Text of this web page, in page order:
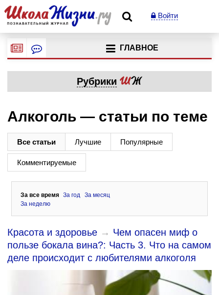
Войти
ГЛАВНОЕ
Рубрики
Алкоголь — статьи по теме
Все статьи Лучшие Популярные
Комментируемые
За все время За год
За месяц
За неделю
Красота и здоровье → Чем опасен миф о
пользе бокала вина?: Часть 3. Что на самом
деле происходит с любителями алкоголя